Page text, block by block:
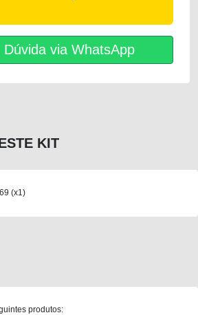
Dúvida via WhatsApp
KIT
(x1)
produtos: